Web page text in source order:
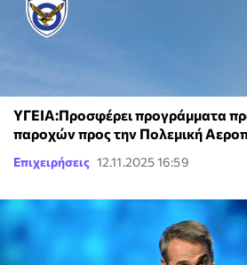
ΥΓΕΙΑ:Προσφέρει προγράμματα
παροχών προς την Πολεμική
Επιχειρήσεις 12.11.2025 16:59